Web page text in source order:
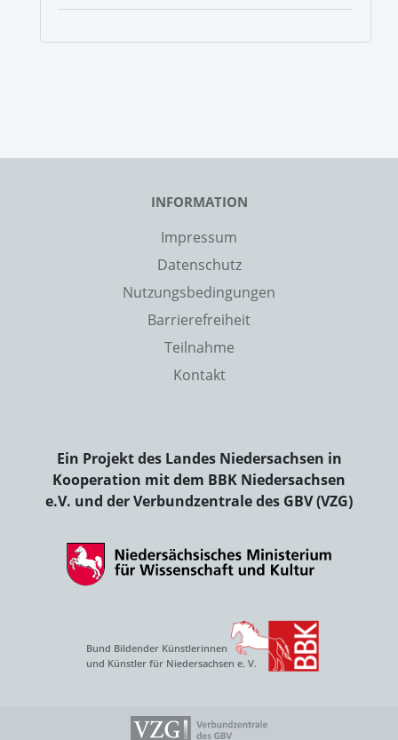
INFORMATION
Impressum
Datenschutz
Nutzungsbedingungen
Barrierefreiheit
Teilnahme
Kontakt
Ein Projekt des Landes Niedersachsen in
Kooperation mit dem BBK Niedersachsen
e.V. und der Verbundzentrale des GBV (VZG)
Bund Bildender Künstlerinnen
und Künstler für Niedersachsen e. V.